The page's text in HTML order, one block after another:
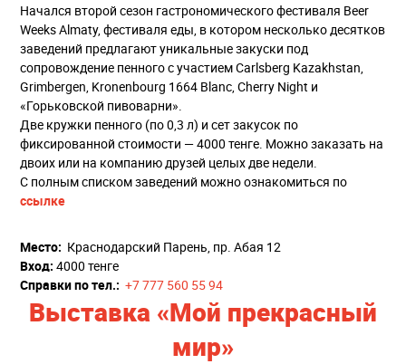
Начался второй сезон гастрономического фестиваля Beer
Weeks Almaty, фестиваля еды, в котором несколько десятков
заведений предлагают уникальные закуски под
сопровождение пенного с участием Carlsberg Kazakhstan,
Grimbergen, Kronenbourg 1664 Blanc, Cherry Night и
«Горьковской пивоварни».
Две кружки пенного (по 0,3 л) и сет закусок по
фиксированной стоимости — 4000 тенге. Можно заказать на
двоих или на компанию друзей целых две недели.
С полным списком заведений можно ознакомиться по
ссылке
Место: Краснодарский Парень, пр. Абая 12
Вход: 4000 тенге
Справки по тел.: +7 777 560 55 94
Выставка «Мой прекрасный
мир»